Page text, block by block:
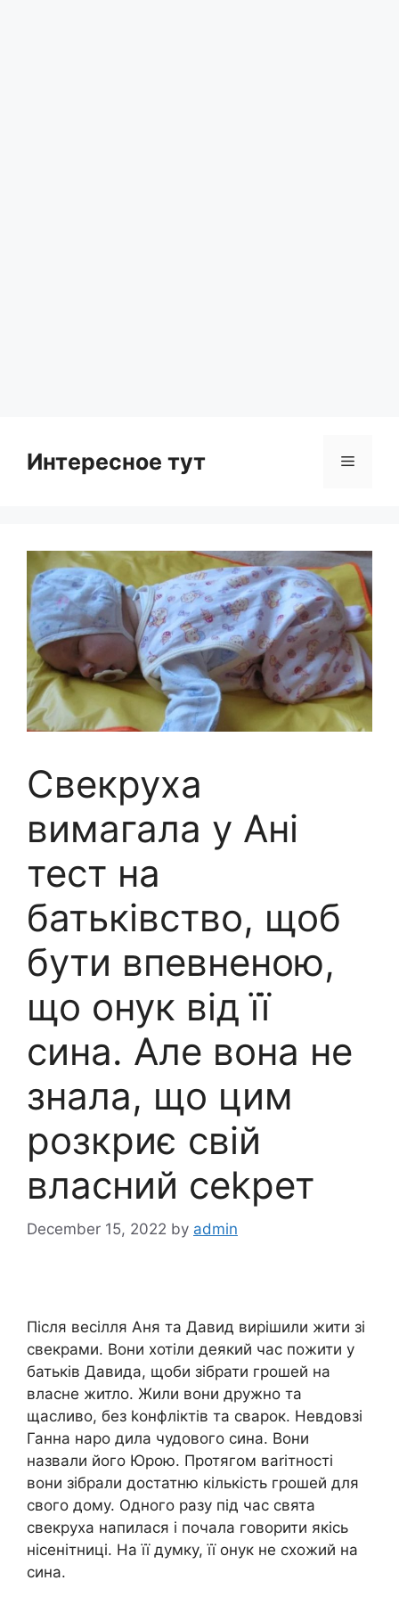
Интересное тут Menu
Свекруха
вимагала у Ані
тест на
батьківство, щоб
бути впевненою,
що онук від її
сина. Але вона не
знала, що цим
розкриє свій
власний сеkрет
December 15, 2022 by admin
Після весілля Аня та Давид вирішили жити зі
свекрами. Вони хотіли деякий час пожити у
батьків Давида, щоби зібрати грошей на
власне житло. Жили вони дружно та
щасливо, без koнфліктів та сварок. Невдовзі
Ганна наро дила чудового сина. Вони
назвали його Юрою. Протягом ваrітності
вони зібрали достатню кількість грошей для
свого дому. Одного разу під час свята
свекруха напилася і почала говорити якісь
нісенітниці. На її думку, її онук не схожий на
сина.